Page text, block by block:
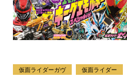
仮面ライダーガヴ 仮面ライダー